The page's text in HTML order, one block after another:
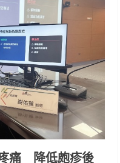
痛 降低皰疹後